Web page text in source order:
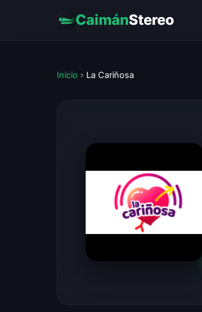
CaimánStereo
Inicio › La Cariñosa